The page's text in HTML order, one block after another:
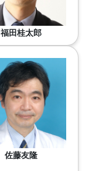
福田桂太郎
佐藤友隆